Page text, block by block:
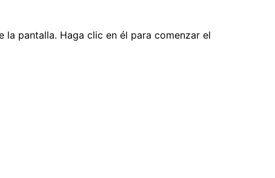
la pantalla. Haga clic en él para comenzar el